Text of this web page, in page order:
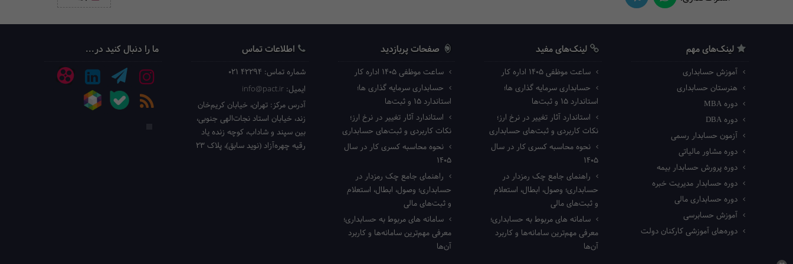
لینک‌های مهم
آموزش حسابداری
هنرستان حسابداری
دوره MBA
دوره DBA
آزمون حسابدار رسمی
دوره مشاور مالیاتی
دوره پرورش حسابدار بیمه
دوره حسابدار مدیریت خبره
دوره حسابداری مالی
آموزش حسابرسی
دوره‌های آموزشی کارکنان دولت
لینک‌های مفید
ساعت موظفی ۱۴۰۵ اداره کار
حسابداری سرمایه گذاری ها؛
استاندارد ۱۵ و ثبت‌ها
استاندارد آثار تغییر در نرخ ارز؛
نکات کاربردی و ثبت‌های حسابداری
نحوه محاسبه کسری کار در سال
۱۴۰۵
راهنمای جامع چک رمزدار در
حسابداری؛ وصول، ابطال، استعلام
و ثبت‌های مالی
سامانه های مربوط به حسابداری؛
معرفی مهم‌ترین سامانه‌ها و کاربرد
آن‌ها
صفحات پربازدید
ساعت موظفی ۱۴۰۵ اداره کار
حسابداری سرمایه گذاری ها؛
استاندارد ۱۵ و ثبت‌ها
استاندارد آثار تغییر در نرخ ارز؛
نکات کاربردی و ثبت‌های حسابداری
نحوه محاسبه کسری کار در سال
۱۴۰۵
راهنمای جامع چک رمزدار در
حسابداری؛ وصول، ابطال، استعلام
و ثبت‌های مالی
سامانه های مربوط به حسابداری؛
معرفی مهم‌ترین سامانه‌ها و کاربرد
آن‌ها
اطلاعات تماس
شماره تماس: 021 42294
ایمیل:info@pact.ir
آدرس مرکز:تهران، خیابان کریم‌خان
زند، خیابان استاد نجات‌الهی جنوبی،
بین سپند و شاداب، کوچه زنده یاد
رقیه چهره‌آزاد (نوید سابق)، پلاک 23
ما را دنبال کنید در...